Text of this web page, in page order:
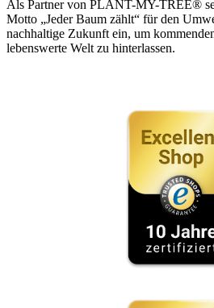
Als Partner von PLANT-MY-TREE®
Motto „Jeder Baum zählt“ für den
nachhaltige Zukunft ein, um
lebenswerte Welt zu hinterlassen.